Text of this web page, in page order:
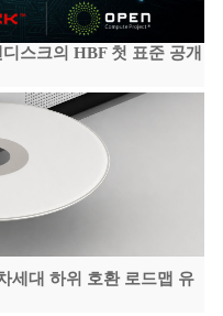
스크의 HBF 첫 표준 공개
세대 하위 호환 로드맵 유